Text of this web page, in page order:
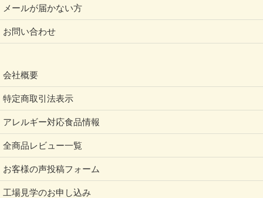
メールが届かない方
お問い合わせ
会社概要
特定商取引法表示
アレルギー対応食品情報
全商品レビュー一覧
お客様の声投稿フォーム
工場見学のお申し込み